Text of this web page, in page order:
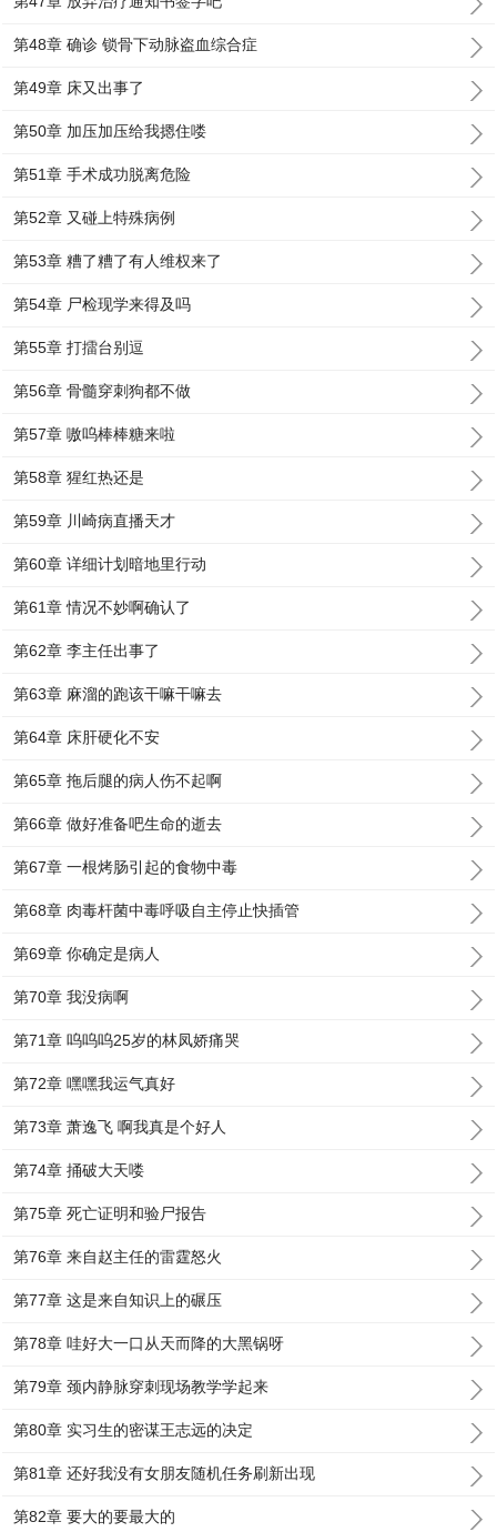
第48章 确诊 锁骨下动脉盗血综合症
第49章 床又出事了
第50章 加压加压给我摁住喽
第51章 手术成功脱离危险
第52章 又碰上特殊病例
第53章 糟了糟了有人维权来了
第54章 尸检现学来得及吗
第55章 打擂台别逗
第56章 骨髓穿刺狗都不做
第57章 嗷呜棒棒糖来啦
第58章 猩红热还是
第59章 川崎病直播天才
第60章 详细计划暗地里行动
第61章 情况不妙啊确认了
第62章 李主任出事了
第63章 麻溜的跑该干嘛干嘛去
第64章 床肝硬化不安
第65章 拖后腿的病人伤不起啊
第66章 做好准备吧生命的逝去
第67章 一根烤肠引起的食物中毒
第68章 肉毒杆菌中毒呼吸自主停止快插管
第69章 你确定是病人
第70章 我没病啊
第71章 呜呜呜25岁的林凤娇痛哭
第72章 嘿嘿我运气真好
第73章 萧逸飞 啊我真是个好人
第74章 捅破大天喽
第75章 死亡证明和验尸报告
第76章 来自赵主任的雷霆怒火
第77章 这是来自知识上的碾压
第78章 哇好大一口从天而降的大黑锅呀
第79章 颈内静脉穿刺现场教学学起来
第80章 实习生的密谋王志远的决定
第81章 还好我没有女朋友随机任务刷新出现
第82章 要大的要最大的